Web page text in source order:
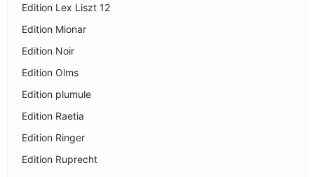
Edition Lex Liszt 12
Edition Mionar
Edition Noir
Edition Olms
Edition plumule
Edition Raetia
Edition Ringer
Edition Ruprecht